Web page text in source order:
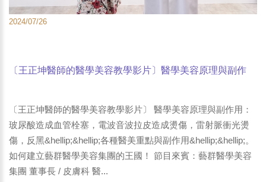
2024/07/26
〔王正坤醫師的醫學美容教學影片〕醫學美容原理與副作
25《POP最正點》林書煒 專訪
〔王正坤醫師的醫學美容教學影片〕 醫學美容原理與副作用：
玻尿酸造成血管栓塞，電波音波拉皮造成燙傷，雷射脈衝光燙
傷，反黑&hellip;&hellip;各種醫美重點與副作用&hellip;&hellip;。
如何建立藝群醫學美容集團的王國！ 節目來賓：藝群醫學美容
集團 董事長 / 皮膚科 醫...